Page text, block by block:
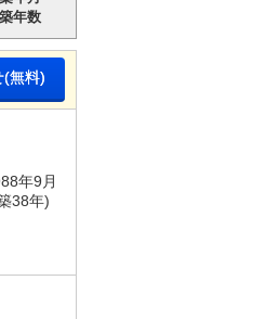
築年数
(無料)
年9月
38年)